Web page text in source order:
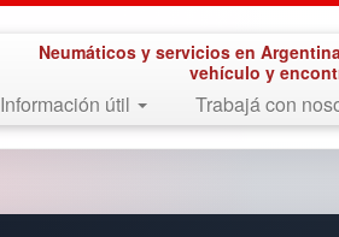
Neumáticos y servicios en
vehículo y
Información útil Trabajá con